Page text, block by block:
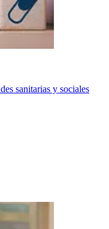
sanitarias y sociales